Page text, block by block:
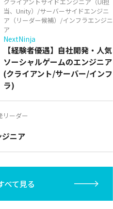
当、Unity）/サーバーサイドエンジニ
ア（リーダー候補）/インフラエンジニ
ア
NextNinja
【経験者優遇】自社開発・人気
ソーシャルゲームのエンジニア
(クライアント/サーバー/インフ
ラ)
リーダー
ニア
べて見る